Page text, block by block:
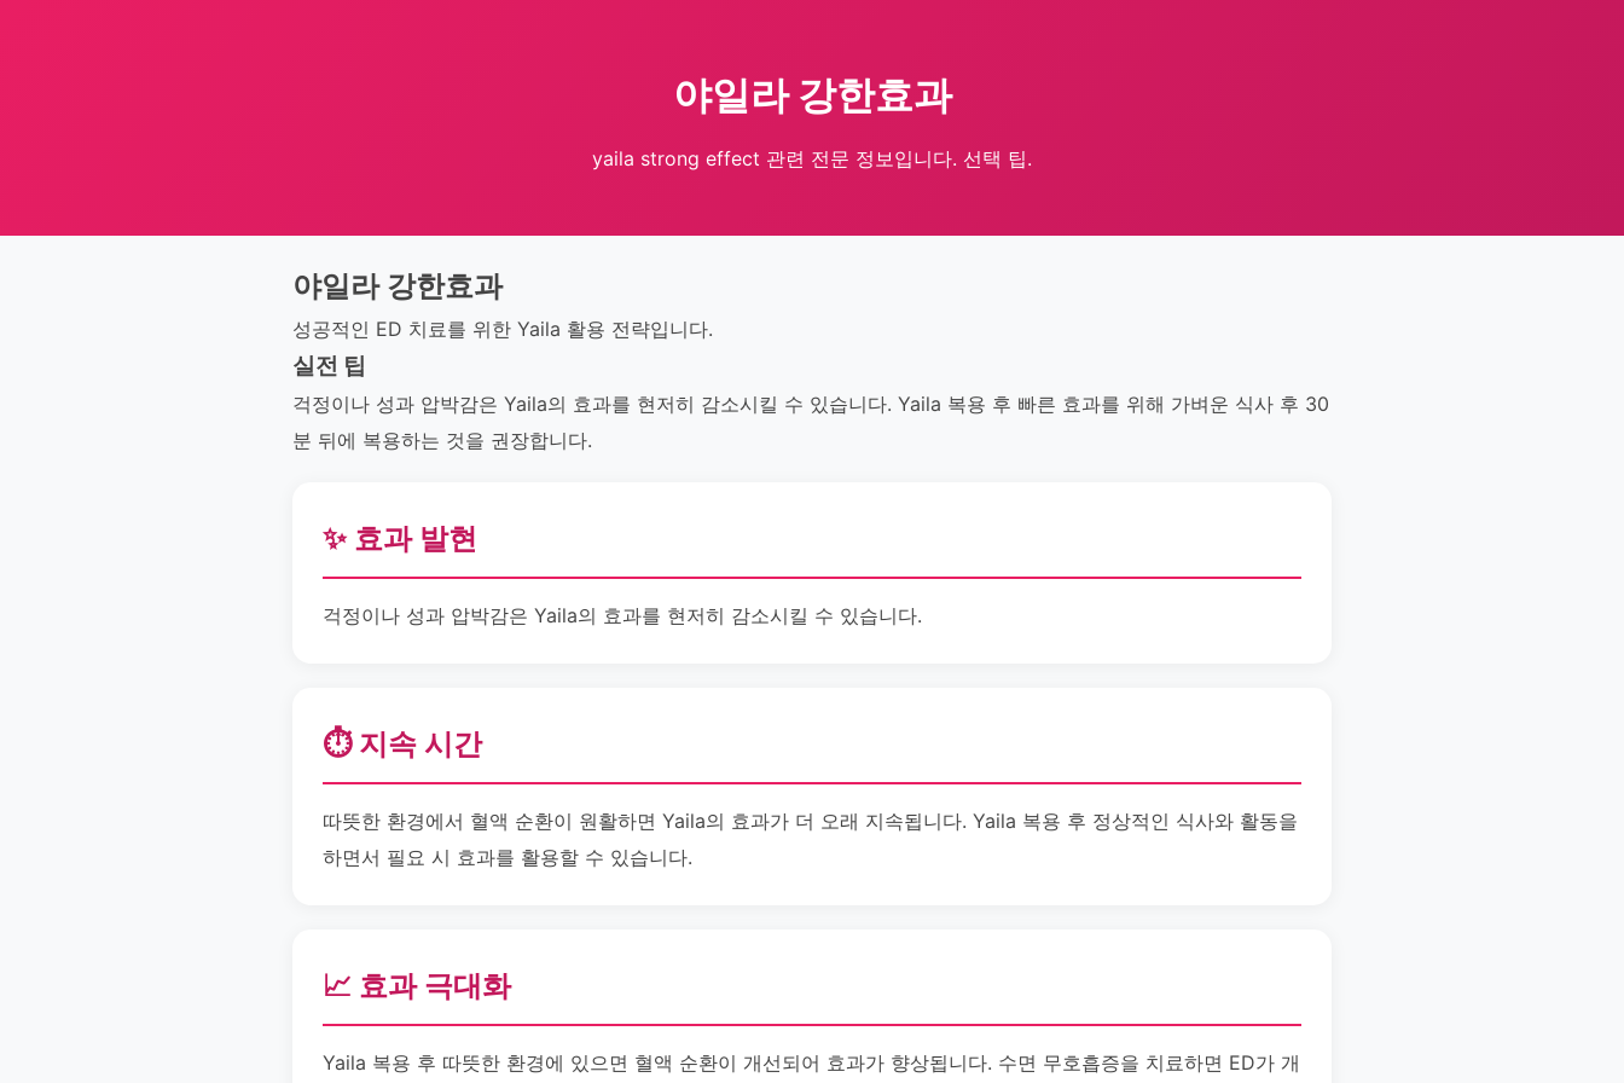
야일라 강한효과
yaila strong effect 관련 전문 정보입니다. 선택 팁.
야일라 강한효과
성공적인 ED 치료를 위한 Yaila 활용 전략입니다.
실전 팁
걱정이나 성과 압박감은 Yaila의 효과를 현저히 감소시킬 수 있습니다. Yaila 복용 후 빠른 효과를 위해 가벼운 식사 후 30
분 뒤에 복용하는 것을 권장합니다.
✨ 효과 발현
걱정이나 성과 압박감은 Yaila의 효과를 현저히 감소시킬 수 있습니다.
⏱️ 지속 시간
따뜻한 환경에서 혈액 순환이 원활하면 Yaila의 효과가 더 오래 지속됩니다. Yaila 복용 후 정상적인 식사와 활동을
하면서 필요 시 효과를 활용할 수 있습니다.
📈 효과 극대화
Yaila 복용 후 따뜻한 환경에 있으면 혈액 순환이 개선되어 효과가 향상됩니다. 수면 무호흡증을 치료하면 ED가 개